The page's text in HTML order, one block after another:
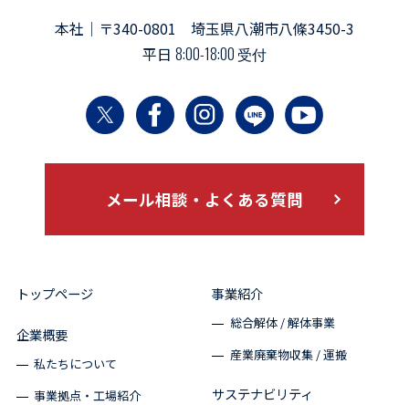
本社｜〒340-0801 埼玉県八潮市八條3450-3
平日 8:00-18:00 受付
メール相談・よくある質問
トップページ
企業概要
私たちについて
事業拠点・工場紹介
事業紹介
総合解体 / 解体事業
産業廃棄物収集 / 運搬
サステナビリティ